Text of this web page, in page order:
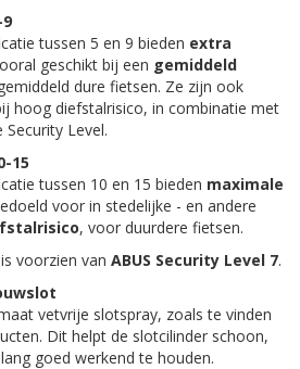
tussen 5 en 9 bieden extra
geschikt bij een gemiddeld
dure fietsen. Ze zijn ook
hoog diefstalrisico, in combinatie met
Level.
15
tussen 10 en 15 bieden maximale
voor in stedelijke - en andere
, voor duurdere fietsen.
voorzien van ABUS Security Level 7.
vetvrije slotspray, zoals te vinden
Dit helpt de slotcilinder schoon,
goed werkend te houden.